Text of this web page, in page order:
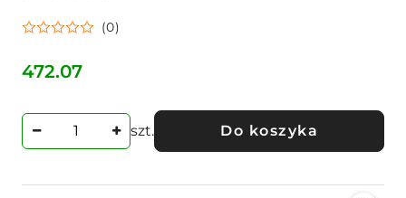
(0)
Cena:
472.07
szt. Do koszyka